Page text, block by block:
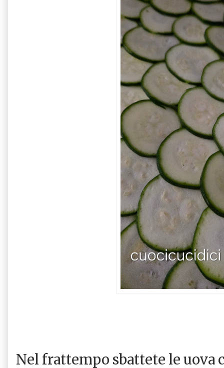
Nel frattempo sbattete le uova